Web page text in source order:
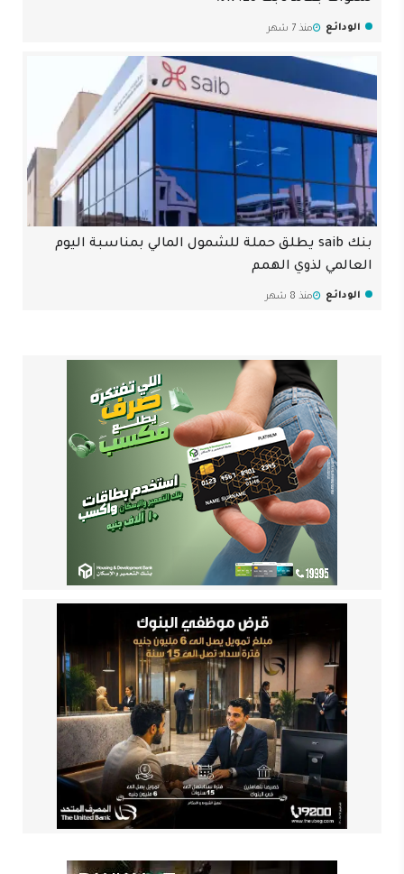
الودائع منذ 7 شهر
بنك saib يطلق حملة للشمول المالي بمناسبة اليوم
العالمي لذوي الهمم
الودائع منذ 8 شهر